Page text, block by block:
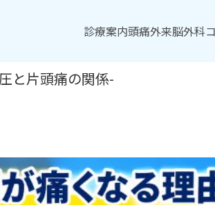
診療案内頭痛外来脳外科
診療案内頭痛外来脳外科
と片頭痛の関係-